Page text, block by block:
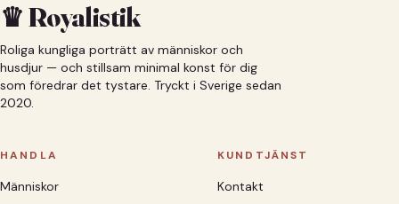
♛ Royalistik
Roliga kungliga porträtt av människor och
husdjur — och stillsam minimal konst för dig
som föredrar det tystare. Tryckt i Sverige sedan
2020.
HANDLA
Människor
KUNDTJÄNST
Kontakt